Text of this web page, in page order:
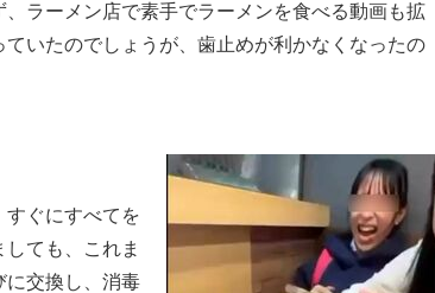
ラーメン店で素手でラーメンを食べる動画も拡
いたのでしょうが、歯止めが利かなくなったの
すぐにすべてを
ても、これま
に交換し、消毒